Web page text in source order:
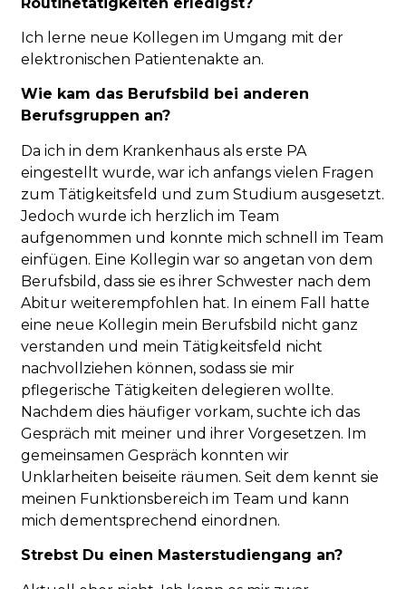
Ich lerne neue Kollegen im Umgang mit der
elektronischen Patientenakte an.
Wie kam das Berufsbild bei anderen
Berufsgruppen an?
Da ich in dem Krankenhaus als erste PA
eingestellt wurde, war ich anfangs vielen Fragen
zum Tätigkeitsfeld und zum Studium ausgesetzt.
Jedoch wurde ich herzlich im Team
aufgenommen und konnte mich schnell im Team
einfügen. Eine Kollegin war so angetan von dem
Berufsbild, dass sie es ihrer Schwester nach dem
Abitur weiterempfohlen hat. In einem Fall hatte
eine neue Kollegin mein Berufsbild nicht ganz
verstanden und mein Tätigkeitsfeld nicht
nachvollziehen können, sodass sie mir
pflegerische Tätigkeiten delegieren wollte.
Nachdem dies häufiger vorkam, suchte ich das
Gespräch mit meiner und ihrer Vorgesetzen. Im
gemeinsamen Gespräch konnten wir
Unklarheiten beiseite räumen. Seit dem kennt sie
meinen Funktionsbereich im Team und kann
mich dementsprechend einordnen.
Strebst Du einen Masterstudiengang an?